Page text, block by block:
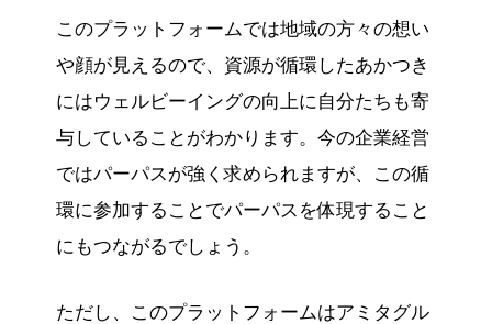
このプラットフォームでは地域の方々の想い
や顔が見えるので、資源が循環したあかつき
にはウェルビーイングの向上に自分たちも寄
与していることがわかります。今の企業経営
ではパーパスが強く求められますが、この循
環に参加することでパーパスを体現すること
にもつながるでしょう。
ただし、このプラットフォームはアミタグル